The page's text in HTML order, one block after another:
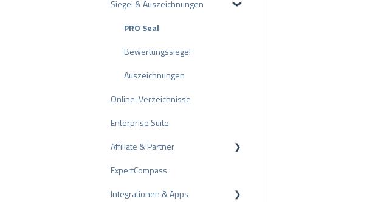
ProvenEmployer
Rechnungsstellung
Umfragen
Andere Bewertungsquellen
Bewertungen teilen
Negative Bewertungen
Schlichtungsverfahren
Tipps zu Bewertungen
Interne Umfragen
Bewertungsrichtlinien
Rich Snippet
Siegel & Auszeichnungen
PRO Seal
Bewertungssiegel
Auszeichnungen
Online-Verzeichnisse
Enterprise Suite
Affiliate & Partner
Partnerprogramm
Empfehlung
ExpertCompass
Integrationen & Apps